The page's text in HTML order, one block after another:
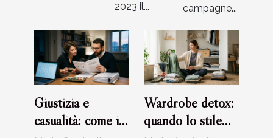
2023 il...
campagne...
Giustizia e
casualità: come i
Wardrobe detox:
quando lo stile